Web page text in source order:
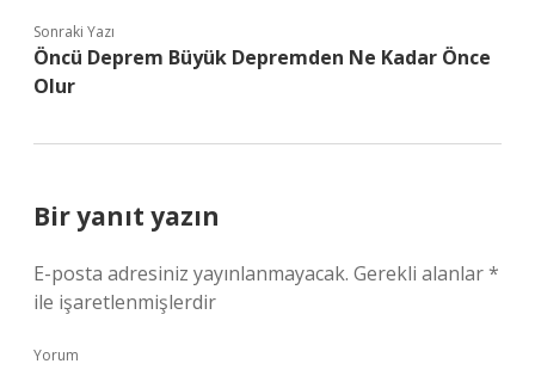
Sonraki Yazı
Öncü Deprem Büyük Depremden Ne Kadar Önce
Olur
Bir yanıt yazın
E-posta adresiniz yayınlanmayacak. Gerekli alanlar*
ile işaretlenmişlerdir
Yorum